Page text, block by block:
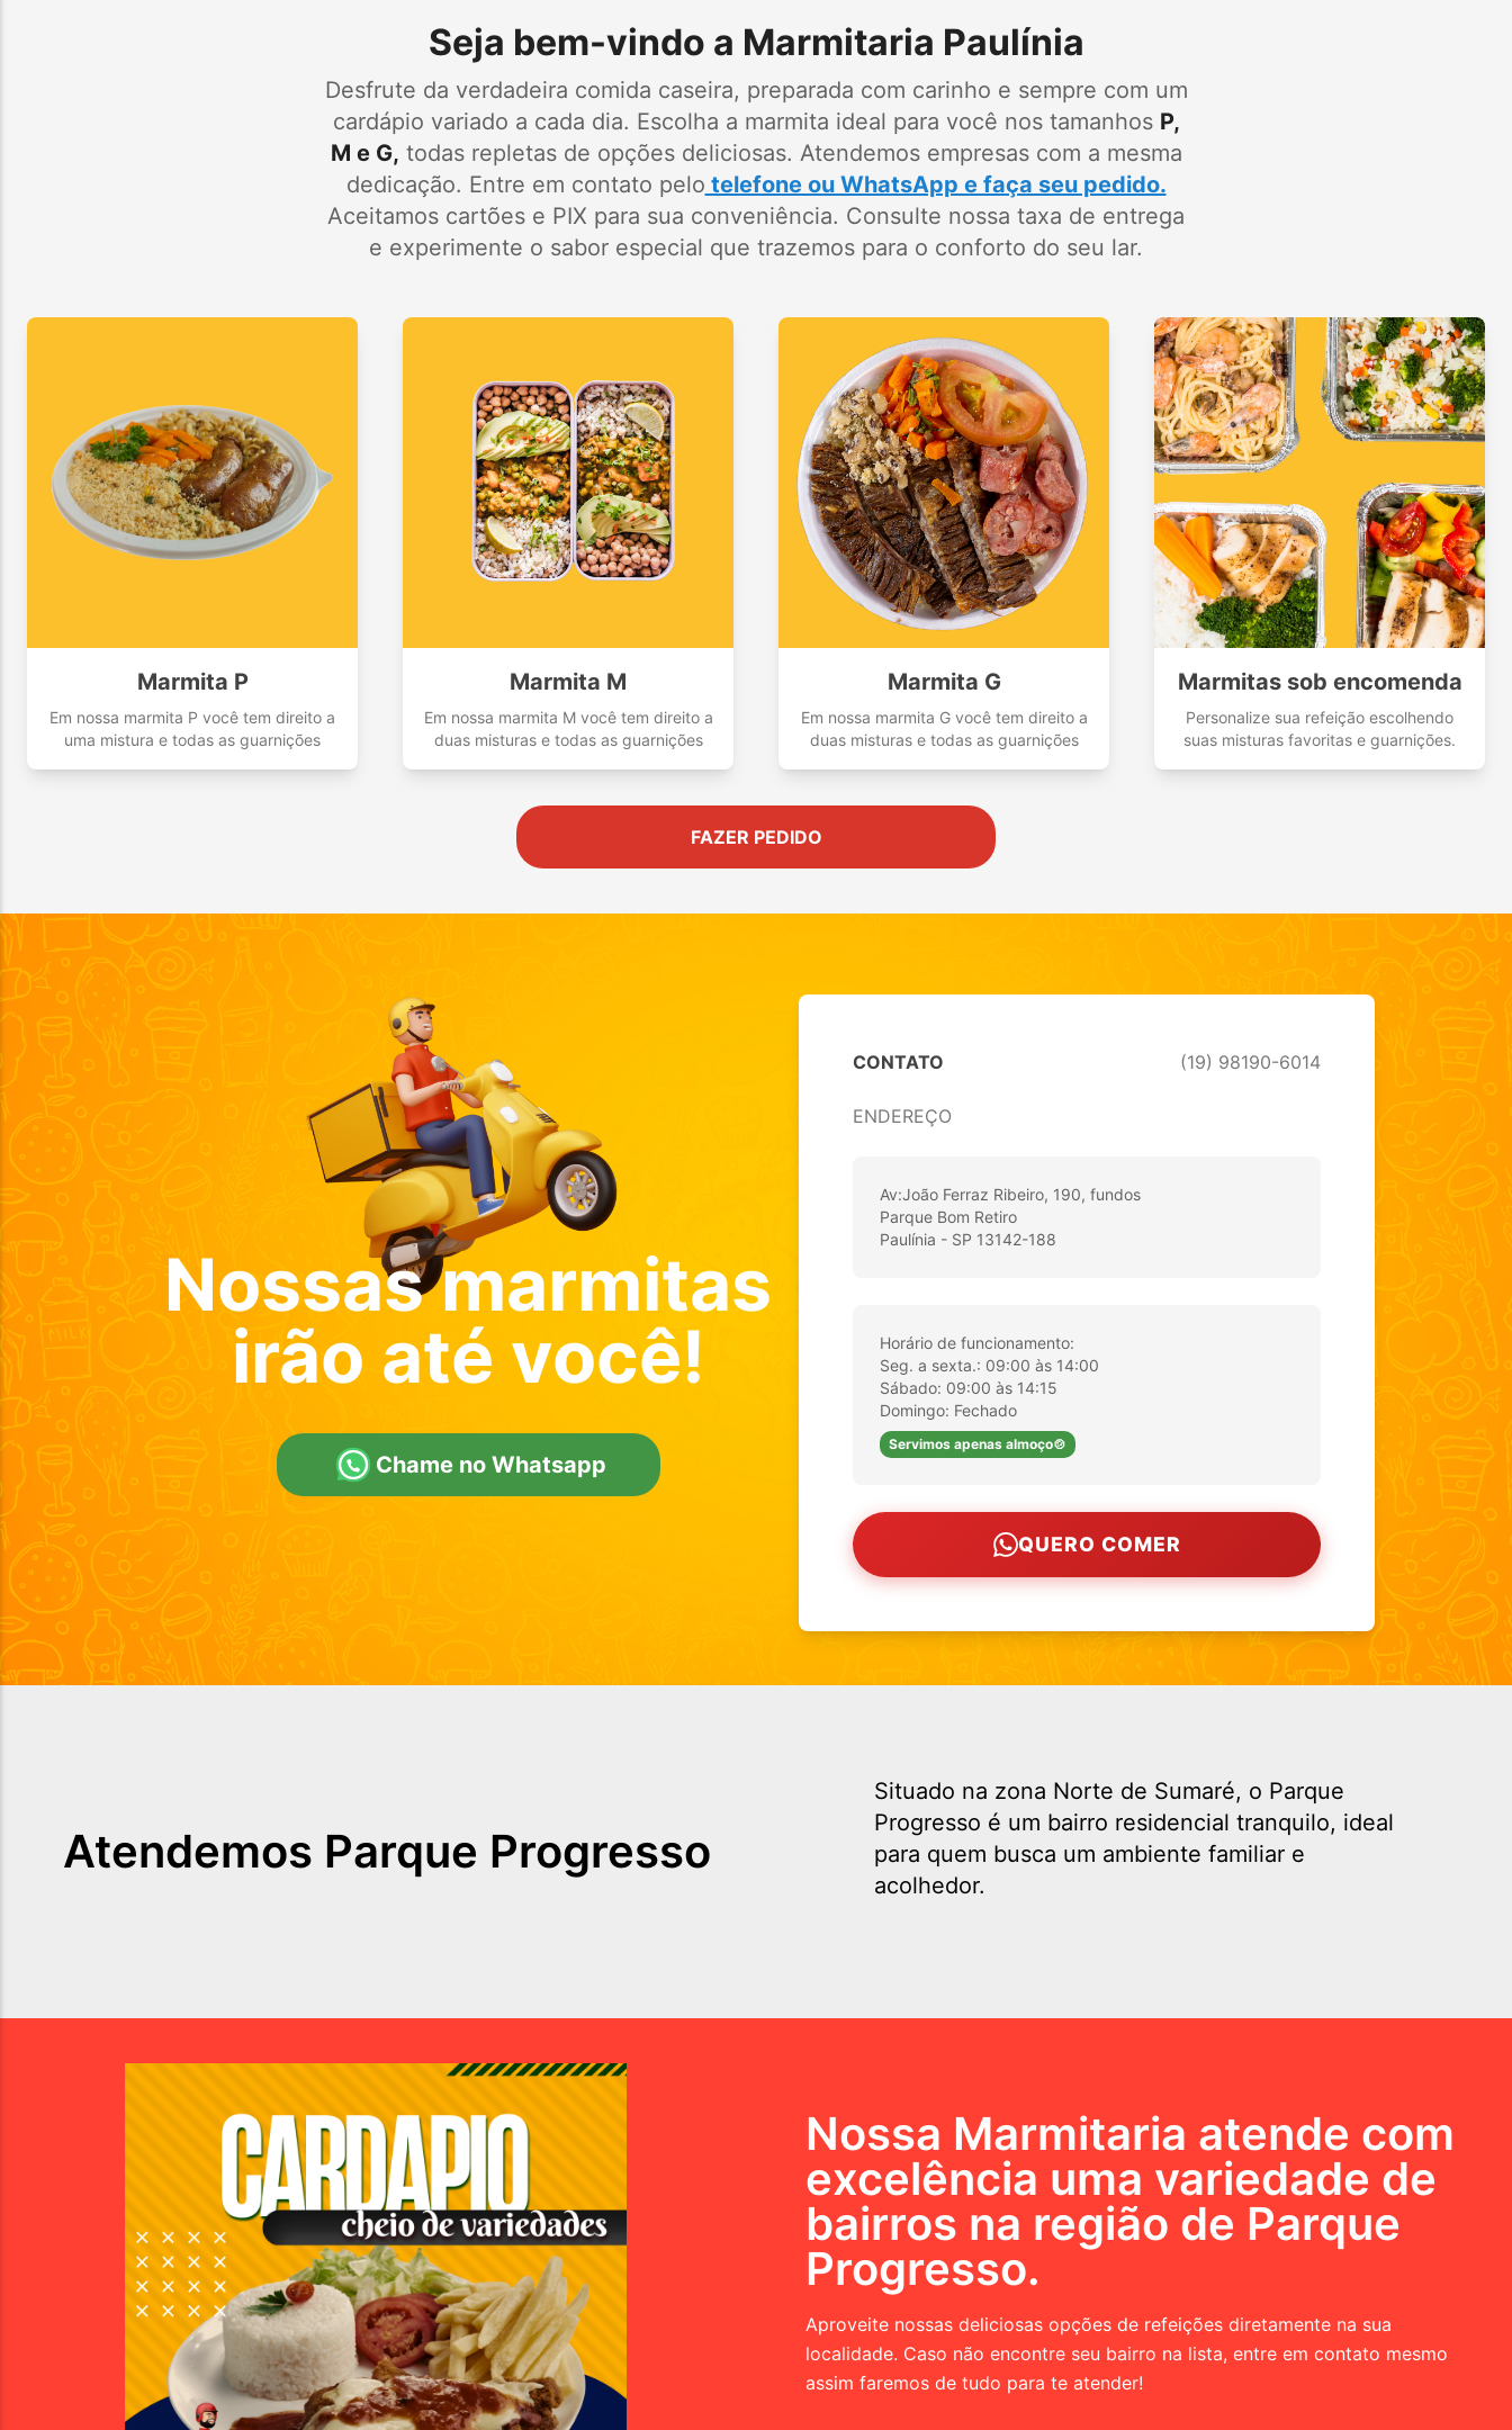
Seja bem-vindo a Marmitaria Paulínia
Desfrute da verdadeira comida caseira, preparada com carinho e sempre com um
cardápio variado a cada dia. Escolha a marmita ideal para você nos tamanhos P,
M e G, todas repletas de opções deliciosas. Atendemos empresas com a mesma
dedicação. Entre em contato pelo telefone ou WhatsApp e faça seu pedido.
Aceitamos cartões e PIX para sua conveniência. Consulte nossa taxa de entrega
e experimente o sabor especial que trazemos para o conforto do seu lar.
Marmita P
Em nossa marmita P você tem direito a
uma mistura e todas as guarnições
Marmita M
Em nossa marmita M você tem direito a
duas misturas e todas as guarnições
Marmita G
Em nossa marmita G você tem direito a
duas misturas e todas as guarnições
Marmitas sob encomenda
Personalize sua refeição escolhendo
suas misturas favoritas e guarnições.
FAZER PEDIDO
Nossas marmitas
irão até você!
Chame no Whatsapp
CONTATO (19) 98190-6014
ENDEREÇO
Av:João Ferraz Ribeiro, 190, fundos
Parque Bom Retiro
Paulínia - SP 13142-188
Horário de funcionamento:
Seg. a sexta.: 09:00 às 14:00
Sábado: 09:00 às 14:15
Domingo: Fechado
Servimos apenas almoço🍲
QUERO COMER
Atendemos Parque Progresso
Situado na zona Norte de Sumaré, o Parque
Progresso é um bairro residencial tranquilo, ideal
para quem busca um ambiente familiar e
acolhedor.
Nossa Marmitaria atende com
excelência uma variedade de
bairros na região de Parque
Progresso.
Aproveite nossas deliciosas opções de refeições diretamente na sua
localidade. Caso não encontre seu bairro na lista, entre em contato mesmo
assim faremos de tudo para te atender!